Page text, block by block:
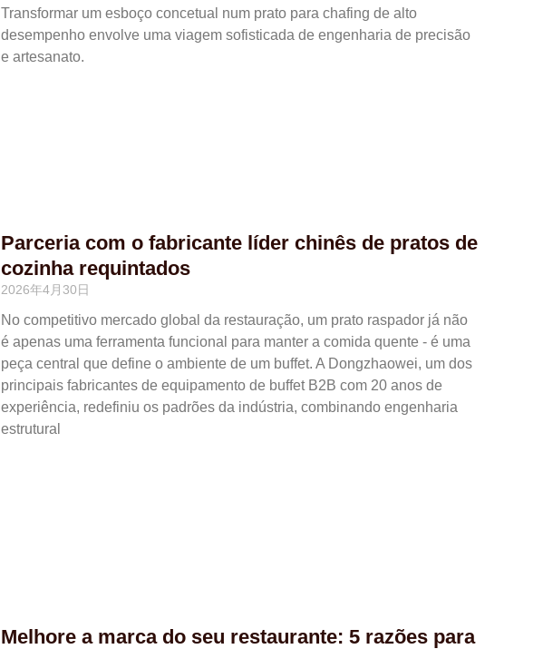
Transformar um esboço concetual num prato para chafing de alto
desempenho envolve uma viagem sofisticada de engenharia de precisão
e artesanato.
Parceria com o fabricante líder chinês de pratos de
cozinha requintados
2026年4月30日
No competitivo mercado global da restauração, um prato raspador já não
é apenas uma ferramenta funcional para manter a comida quente - é uma
peça central que define o ambiente de um buffet. A Dongzhaowei, um dos
principais fabricantes de equipamento de buffet B2B com 20 anos de
experiência, redefiniu os padrões da indústria, combinando engenharia
estrutural
Melhore a marca do seu restaurante: 5 razões para